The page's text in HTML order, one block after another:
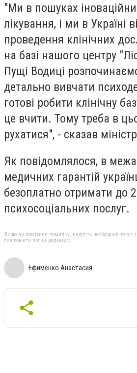
"Ми в пошуках
лікування, і ми в Україні
проведення клінічних
на базі нашого центру
Пущі Водиці
детально вивчати
готові робити клінічну
це вчити. Тому треба в
рухатися", - сказав
Як повідомлялося, в
медичних гарантій
безоплатно отримати до
психосоціальних послуг.
Якщо ви помітили помилку, виділіть необхідний текст
повідомити про це редакцію
Ефименко Анастасия